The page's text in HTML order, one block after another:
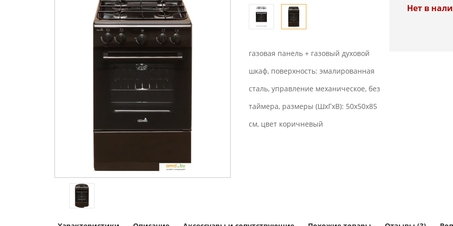
газовая панель + газовый духовой
шкаф, поверхность: эмалированная
сталь, управление механическое, без
таймера, размеры (ШхГхВ): 50x50x85
см, цвет коричневый
Нет в